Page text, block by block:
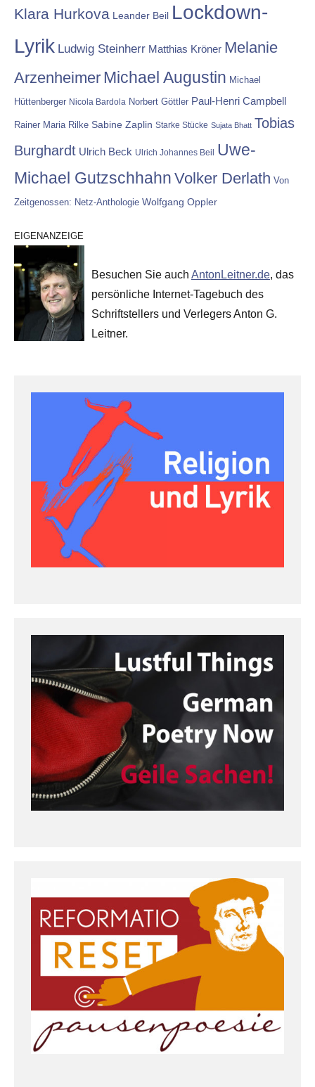
Klara Hurkova Leander Beil Lockdown-
Lyrik Ludwig Steinherr Matthias Kröner Melanie
Arzenheimer Michael Augustin Michael
Hüttenberger Nicola Bardola Norbert Göttler Paul-Henri Campbell
Rainer Maria Rilke Sabine Zaplin Starke Stücke Sujata Bhatt Tobias
Burghardt Ulrich Beck Ulrich Johannes Beil Uwe-
Michael Gutzschhahn Volker Derlath Von
Zeitgenossen: Netz-Anthologie Wolfgang Oppler
EIGENANZEIGE
Besuchen Sie auch AntonLeitner.de, das
persönliche Internet-Tagebuch des
Schriftstellers und Verlegers Anton G.
Leitner.